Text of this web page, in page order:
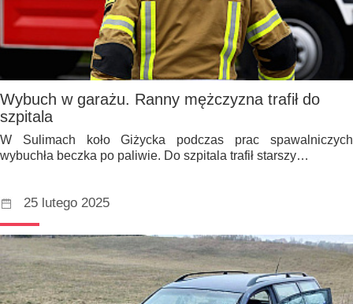
Wybuch w garażu. Ranny mężczyzna trafił do
szpitala
W Sulimach koło Giżycka podczas prac spawalniczych
wybuchła beczka po paliwie. Do szpitala trafił starszy…
25 lutego 2025